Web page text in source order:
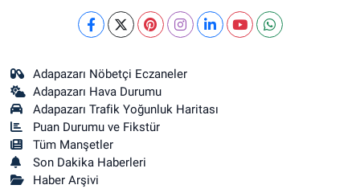
Adapazarı Nöbetçi Eczaneler
Adapazarı Hava Durumu
Adapazarı Trafik Yoğunluk Haritası
Puan Durumu ve Fikstür
Tüm Manşetler
Son Dakika Haberleri
Haber Arşivi